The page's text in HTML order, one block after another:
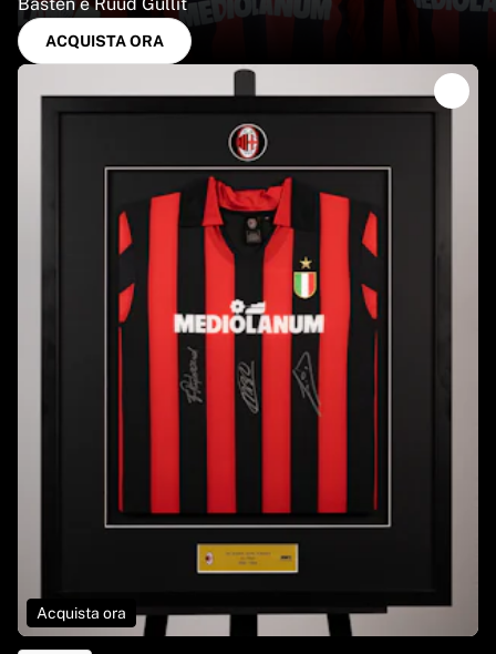
ACQUISTA ORA
Acquista ora